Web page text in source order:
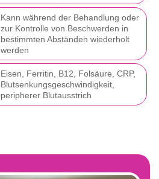
Kann während der Behandlung oder
zur Kontrolle von Beschwerden in
bestimmten Abständen wiederholt
werden
Eisen, Ferritin, B12, Folsäure, CRP,
Blutsenkungsgeschwindigkeit,
peripherer Blutausstrich